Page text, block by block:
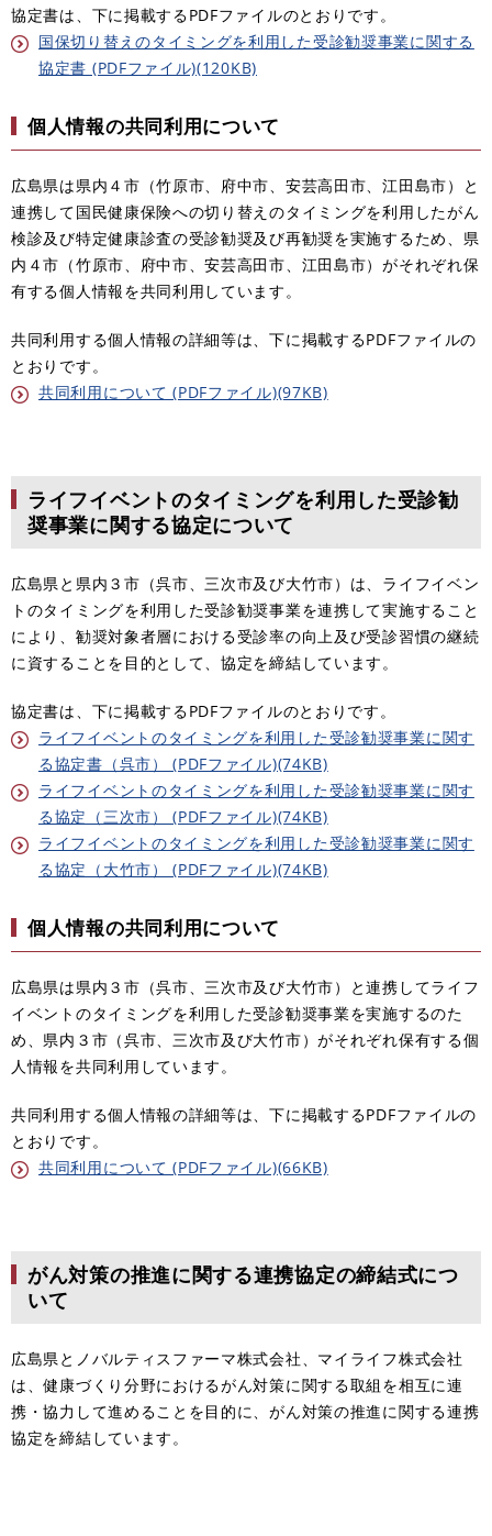
協定書は、下に掲載するPDFファイルのとおりです。
国保切り替えのタイミングを利用した受診勧奨事業に関する
協定書 (PDFファイル)(120KB)
個人情報の共同利用について
広島県は県内４市（竹原市、府中市、安芸高田市、江田島市）と
連携して国民健康保険への切り替えのタイミングを利用したがん
検診及び特定健康診査の受診勧奨及び再勧奨を実施するため、県
内４市（竹原市、府中市、安芸高田市、江田島市）がそれぞれ保
有する個人情報を共同利用しています。
共同利用する個人情報の詳細等は、下に掲載するPDFファイルの
とおりです。
共同利用について (PDFファイル)(97KB)
ライフイベントのタイミングを利用した受診勧
奨事業に関する協定について
広島県と県内３市（呉市、三次市及び大竹市）は、ライフイベン
トのタイミングを利用した受診勧奨事業を連携して実施すること
により、勧奨対象者層における受診率の向上及び受診習慣の継続
に資することを目的として、協定を締結しています。
協定書は、下に掲載するPDFファイルのとおりです。
ライフイベントのタイミングを利用した受診勧奨事業に関す
る協定書（呉市） (PDFファイル)(74KB)
ライフイベントのタイミングを利用した受診勧奨事業に関す
る協定（三次市） (PDFファイル)(74KB)
ライフイベントのタイミングを利用した受診勧奨事業に関す
る協定（大竹市） (PDFファイル)(74KB)
個人情報の共同利用について
広島県は県内３市（呉市、三次市及び大竹市）と連携してライフ
イベントのタイミングを利用した受診勧奨事業を実施するのた
め、県内３市（呉市、三次市及び大竹市）がそれぞれ保有する個
人情報を共同利用しています。
共同利用する個人情報の詳細等は、下に掲載するPDFファイルの
とおりです。
共同利用について (PDFファイル)(66KB)
がん対策の推進に関する連携協定の締結式につ
いて
広島県とノバルティスファーマ株式会社、マイライフ株式会社
は、健康づくり分野におけるがん対策に関する取組を相互に連
携・協力して進めることを目的に、がん対策の推進に関する連携
協定を締結しています。